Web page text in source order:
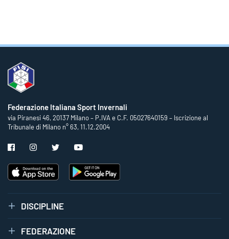
Federazione Italiana Sport Invernali
via Piranesi 46, 20137 Milano – P.IVA e C.F. 05027640159 – Iscrizione al
Tribunale di Milano n° 63, 11.12.2004
DISCIPLINE
FEDERAZIONE